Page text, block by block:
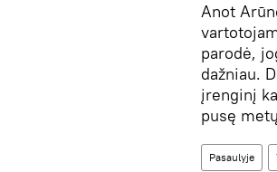
Anot
parodė,
dažniau.
įrenginį
pusę
Pasaulyje